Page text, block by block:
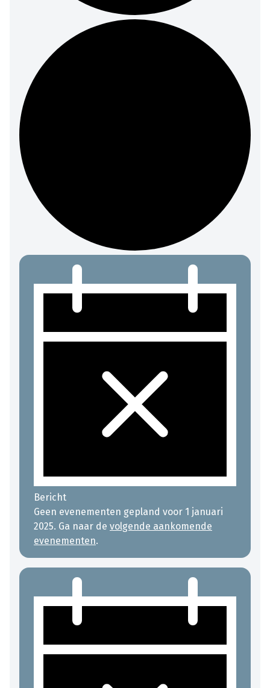
Bericht
Geen evenementen gepland voor 1 januari
2025. Ga naar de volgende aankomende
evenementen.